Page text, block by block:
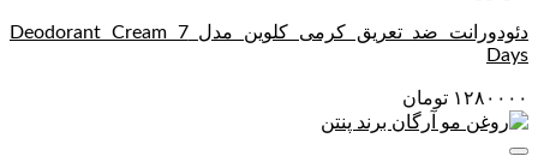
دئودورانت ضد تعریق کرمی کلوین مدل Deodorant Cream 7
Days
۱۲۸۰۰۰۰ تومان